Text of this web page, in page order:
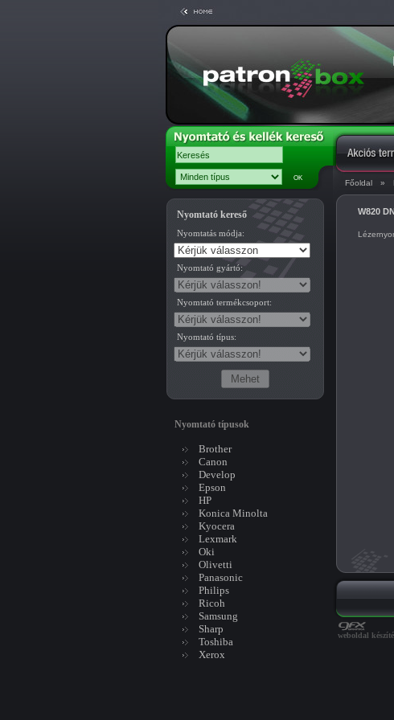
Főoldal »
Nyomtató kereső
Nyomtatás módja:
Nyomtató gyártó:
Nyomtató termékcsoport:
Nyomtató típus:
Nyomtató típusok
Brother
Canon
Develop
Epson
HP
Konica Minolta
Kyocera
Lexmark
Oki
Olivetti
Panasonic
Philips
Ricoh
Samsung
Sharp
Toshiba
Xerox
W820
weboldal